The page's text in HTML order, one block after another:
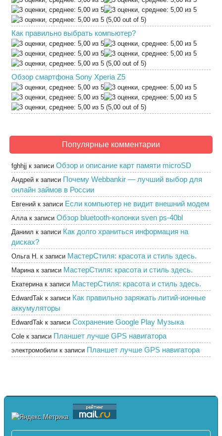
(5,00 out of 5)
Как правильно выбрать компьютер?
(5,00 out of 5)
Обзор смартфона Sony Xperia Z5
(5,00 out of 5)
Популярные комментарии
fghhjj к записи Обзор и описание карт памяти microSD
Андрей к записи Почему Webbankir — лучший выбор для
онлайн займов в России
Евгений к записи Если компьютер не видит внешний модем
Аллак записи Обзор bluetooth-колонки sven ps-40bl
Даниил к записи Как долго храниться информация на
дисках?
Ольга Н. к записи МастерСтиля: красота и стиль здесь.
Маринак записи МастерСтиля: красота и стиль здесь.
Екатеринак записи МастерСтиля: красота и стиль здесь.
EdwardTak к записи Как правильно заряжать литий-ионные
аккумуляторы
EdwardTak к записи Сохранение Google Play Музыка
Cole к записи Планшет лучше GPS навигатора
электромобили к записи Планшет лучше GPS навигатора